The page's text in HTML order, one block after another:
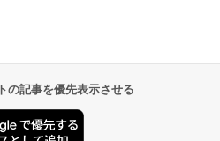
の記事を優先表示させる